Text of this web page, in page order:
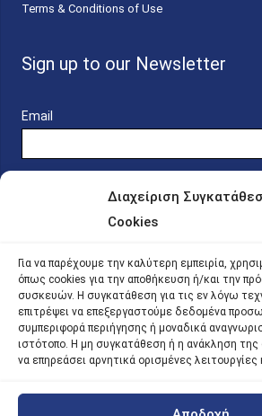
Διαχείριση
Cookies
Για να παρέχουμε την καλύτερη εμπειρία,
όπως cookies για την αποθήκευση ή/και την
συσκευών. Η συγκατάθεση για τις εν λόγω
επιτρέψει να επεξεργαστούμε δεδομένα
συμπεριφορά περιήγησης ή μοναδικά
ιστότοπο. Η μη συγκατάθεση ή η ανάκληση της
να επηρεάσει αρνητικά ορισμένες
Terms & Conditions of Use
Sign up to our Newsletter
Email
Online Platform for
IKY – Transparency
Sitemap